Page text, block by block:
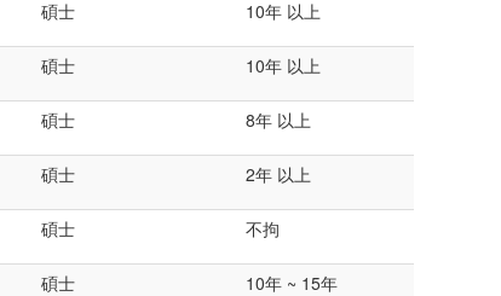
碩士 10年 以上
碩士 10年 以上
碩士 8年 以上
碩士 2年 以上
碩士 不拘
碩士 10年 ~ 15年